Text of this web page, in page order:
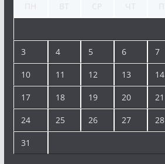
3 4 5 6 7
10 11 12 13 14
17 18 19 20 21
24 25 26 27 28
31